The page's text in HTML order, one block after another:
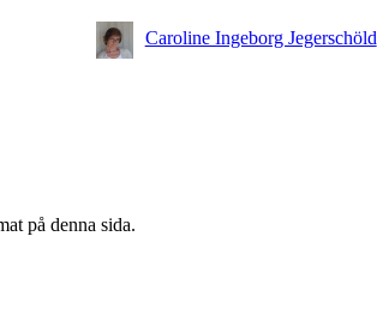
Caroline Ingeborg Jegerschöld
på denna sida.